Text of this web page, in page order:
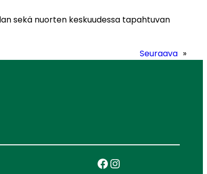
sekä nuorten keskuudessa tapahtuvan
Seuraava »
Facebook
Instagram